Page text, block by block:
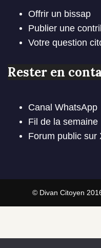
Offrir un bissap
Publier une
Votre question
Rester en
Canal WhatsApp
Fil de la semaine
Forum public sur
© Divan Citoyen